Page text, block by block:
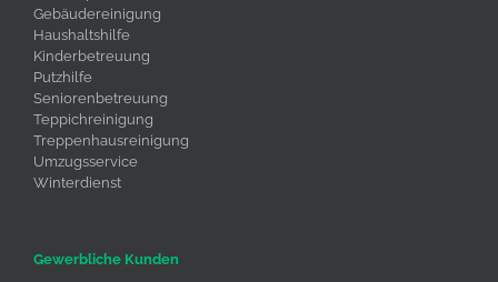
Gebäudereinigung
Haushaltshilfe
Kinderbetreuung
Putzhilfe
Seniorenbetreuung
Teppichreinigung
Treppenhausreinigung
Umzugsservice
Winterdienst
Gewerbliche Kunden